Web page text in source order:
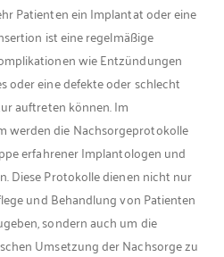
Patienten ein Implantat oder eine
ist eine regelmäßige
wie Entzündungen
oder eine defekte oder schlecht
auftreten können. Im
werden die Nachsorgeprotokolle
erfahrener Implantologen und
Diese Protokolle dienen nicht nur
und Behandlung von Patienten
sondern auch um die
Umsetzung der Nachsorge zu